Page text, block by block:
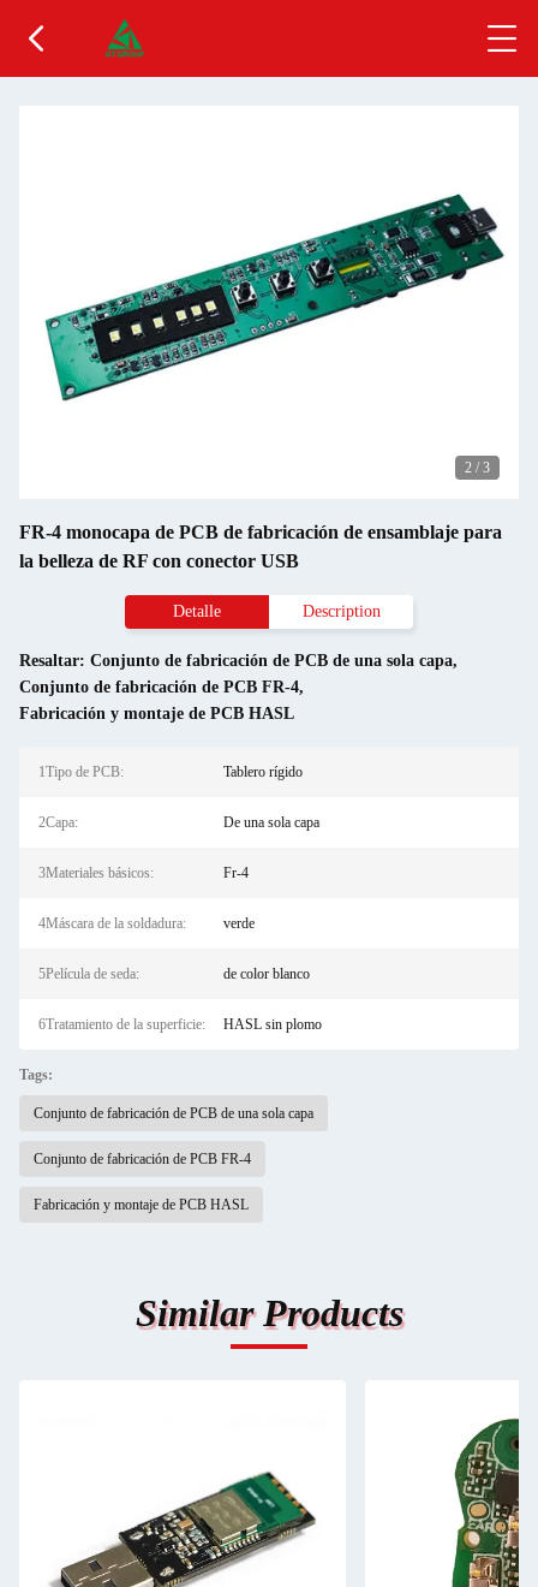
2 / 3
FR-4 monocapa de PCB de fabricación de ensamblaje para
la belleza de RF con conector USB
Detalle Description
Resaltar: Conjunto de fabricación de PCB de una sola capa,
Conjunto de fabricación de PCB FR-4,
Fabricación y montaje de PCB HASL
1Tipo de PCB: Tablero rígido
2Capa: De una sola capa
3Materiales básicos: Fr-4
4Máscara de la soldadura: verde
5Película de seda: de color blanco
6Tratamiento de la superficie: HASL sin plomo
Tags:
Conjunto de fabricación de PCB de una sola capa
Conjunto de fabricación de PCB FR-4
Fabricación y montaje de PCB HASL
Similar Products